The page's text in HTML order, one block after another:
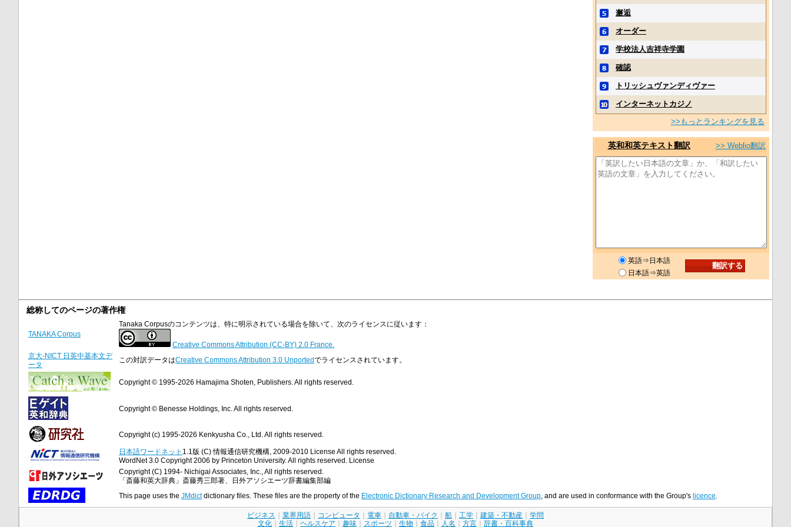
邂逅
オーダー
学校法人吉祥寺学園
確認
トリッシュヴァンディヴァー
インターネットカジノ
>>もっとランキングを見る
英和和英テキスト翻訳 >> Weblio翻訳
英語⇒日本語
日本語⇒英語
総称してのページの著作権
TANAKA Corpus
Tanaka Corpusのコンテンツは、特に明示されている場合を除いて、次のライセンスに従います：
Creative Commons Attribution (CC-BY) 2.0 France.
京大-NICT 日英中基本文デ
ータ
この対訳データはCreative Commons Attribution 3.0 Unportedでライセンスされています。
Copyright © 1995-2026 Hamajima Shoten, Publishers. All rights reserved.
Copyright © Benesse Holdings, Inc. All rights reserved.
Copyright (c) 1995-2026 Kenkyusha Co., Ltd. All rights reserved.
日本語ワードネット 1.1版 (C) 情報通信研究機構, 2009-2010 License All rights reserved.
WordNet 3.0 Copyright 2006 by Princeton University. All rights reserved. License
Copyright (C) 1994- Nichigai Associates, Inc., All rights reserved.
「斎藤和英大辞典」斎藤秀三郎著、日外アソシエーツ辞書編集部編
This page uses the JMdictdictionary files. These files are the property of the Electronic Dictionary Research and Development Group , and are used in conformance with the Group's licence
ビジネス 業界用語 コンピュータ 電車 自動車・バイク 船 工学 建築・不動産
学問
文化
生活 ヘルスケア 趣味 スポーツ 生物 食品 人名 方言 辞書・百科事典